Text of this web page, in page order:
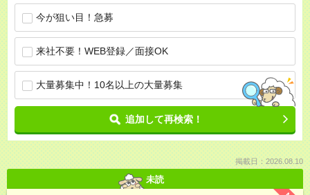
今が狙い目！急募
来社不要！WEB登録／面接OK
大量募集中！10名以上の大量募集
追加して再検索！
掲載日：2026.08.10
未読